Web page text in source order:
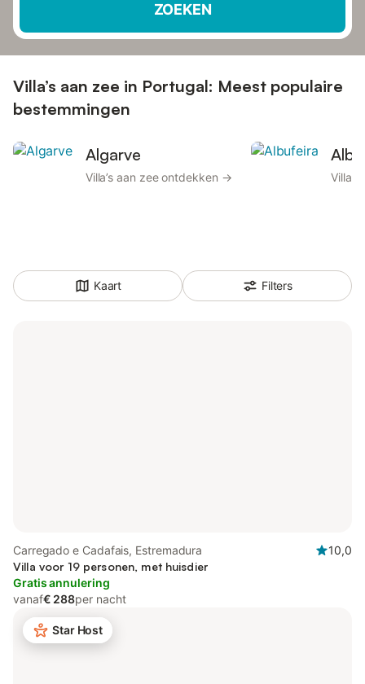
ZOEKEN
Villa’s aan zee in Portugal: Meest populaire
bestemmingen
Algarve
Villa’s aan zee ontdekken →
Kaart Filters
Carregado e Cadafais, Estremadura
10,0
Villa voor 19 personen, met huisdier
Gratis annulering
vanaf€ 288per nacht
Star Host